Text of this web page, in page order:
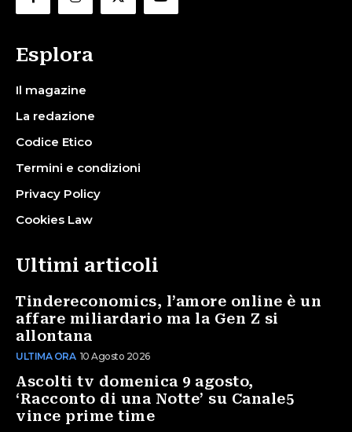
Esplora
Il magazine
La redazione
Codice Etico
Termini e condizioni
Privacy Policy
Cookies Law
Ultimi articoli
Tindereconomics, l’amore online è un
affare miliardario ma la Gen Z si
allontana
ULTIMA ORA 10 Agosto 2026
Ascolti tv domenica 9 agosto,
‘Racconto di una Notte’ su Canale5
vince prime time